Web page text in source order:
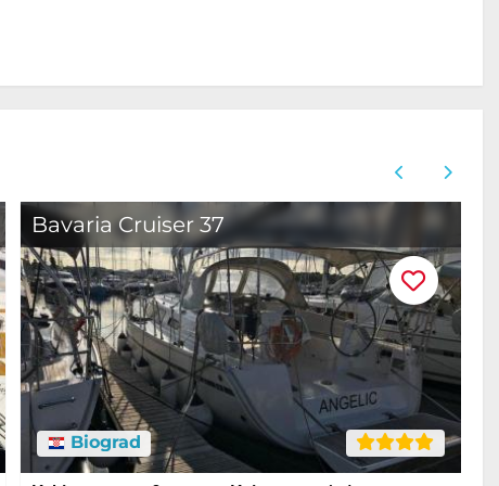
Bavaria Cruiser 37
Biograd